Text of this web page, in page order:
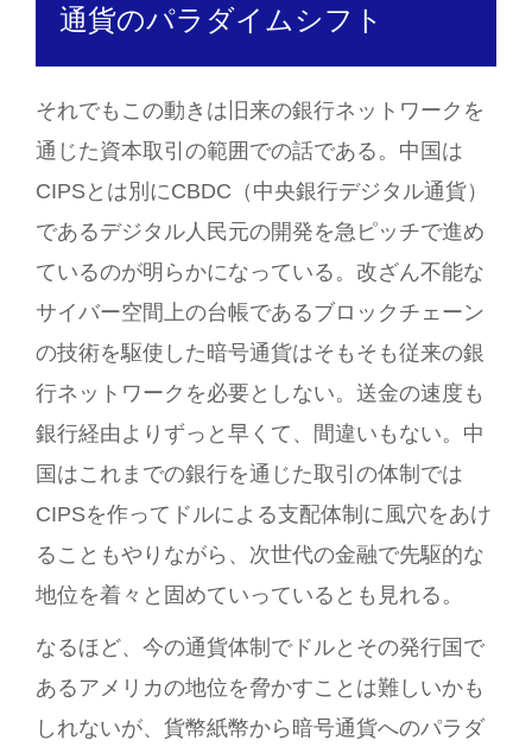
通貨のパラダイムシフト
それでもこの動きは旧来の銀行ネットワークを
通じた資本取引の範囲での話である。中国は
CIPSとは別にCBDC（中央銀行デジタル通貨）
であるデジタル人民元の開発を急ピッチで進め
ているのが明らかになっている。改ざん不能な
サイバー空間上の台帳であるブロックチェーン
の技術を駆使した暗号通貨はそもそも従来の銀
行ネットワークを必要としない。送金の速度も
銀行経由よりずっと早くて、間違いもない。中
国はこれまでの銀行を通じた取引の体制では
CIPSを作ってドルによる支配体制に風穴をあけ
ることもやりながら、次世代の金融で先駆的な
地位を着々と固めていっているとも見れる。
なるほど、今の通貨体制でドルとその発行国で
あるアメリカの地位を脅かすことは難しいかも
しれないが、貨幣紙幣から暗号通貨へのパラダ